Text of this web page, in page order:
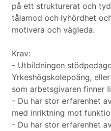
på ett strukturerat och
tålamod och lyhördhet
motivera och vägleda.
Krav:
- Utbildningen
Yrkeshögskolepoäng,
som arbetsgivaren finner
- Du har stor erfarenhet
med inriktning mot
- Du har stor erfarenhet